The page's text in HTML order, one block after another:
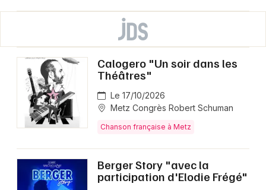
Calogero "Un soir dans les
Théâtres"
Le 17/10/2026
Metz Congrès Robert Schuman
Chanson française à Metz
Berger Story "avec la
participation d'Elodie Frégé"